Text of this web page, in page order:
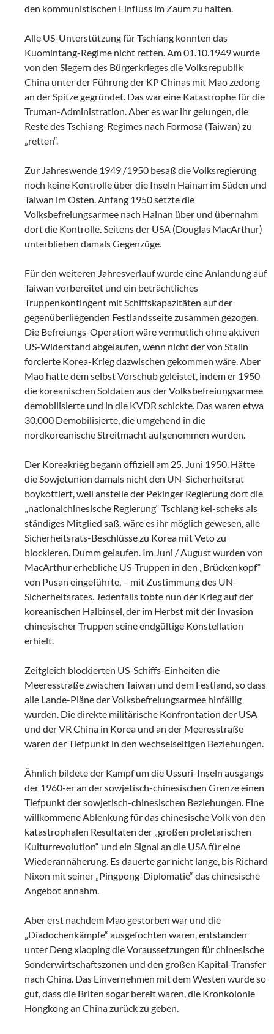
den kommunistischen Einfluss im Zaum zu halten.
Alle US-Unterstützung für Tschiang konnten das
Kuomintang-Regime nicht retten. Am 01.10.1949 wurde
von den Siegern des Bürgerkrieges die Volksrepublik
China unter der Führung der KP Chinas mit Mao zedong
an der Spitze gegründet. Das war eine Katastrophe für die
Truman-Administration. Aber es war ihr gelungen, die
Reste des Tschiang-Regimes nach Formosa (Taiwan) zu
„retten“.
Zur Jahreswende 1949 /1950 besaß die Volksregierung
noch keine Kontrolle über die Inseln Hainan im Süden und
Taiwan im Osten. Anfang 1950 setzte die
Volksbefreiungsarmee nach Hainan über und übernahm
dort die Kontrolle. Seitens der USA (Douglas MacArthur)
unterblieben damals Gegenzüge.
Für den weiteren Jahresverlauf wurde eine Anlandung auf
Taiwan vorbereitet und ein beträchtliches
Truppenkontingent mit Schiffskapazitäten auf der
gegenüberliegenden Festlandsseite zusammen gezogen.
Die Befreiungs-Operation wäre vermutlich ohne aktiven
US-Widerstand abgelaufen, wenn nicht der von Stalin
forcierte Korea-Krieg dazwischen gekommen wäre. Aber
Mao hatte dem selbst Vorschub geleistet, indem er 1950
die koreanischen Soldaten aus der Volksbefreiungsarmee
demobilisierte und in die KVDR schickte. Das waren etwa
30.000 Demobilisierte, die umgehend in die
nordkoreanische Streitmacht aufgenommen wurden.
Der Koreakrieg begann offiziell am 25. Juni 1950. Hätte
die Sowjetunion damals nicht den UN-Sicherheitsrat
boykottiert, weil anstelle der Pekinger Regierung dort die
„nationalchinesische Regierung“ Tschiang kei-scheks als
ständiges Mitglied saß, wäre es ihr möglich gewesen, alle
Sicherheitsrats-Beschlüsse zu Korea mit Veto zu
blockieren. Dumm gelaufen. Im Juni / August wurden von
MacArthur erhebliche US-Truppen in den „Brückenkopf“
von Pusan eingeführte, – mit Zustimmung des UN-
Sicherheitsrates. Jedenfalls tobte nun der Krieg auf der
koreanischen Halbinsel, der im Herbst mit der Invasion
chinesischer Truppen seine endgültige Konstellation
erhielt.
Zeitgleich blockierten US-Schiffs-Einheiten die
Meeresstraße zwischen Taiwan und dem Festland, so dass
alle Lande-Pläne der Volksbefreiungsarmee hinfällig
wurden. Die direkte militärische Konfrontation der USA
und der VR China in Korea und an der Meeresstraße
waren der Tiefpunkt in den wechselseitigen Beziehungen.
Ähnlich bildete der Kampf um die Ussuri-Inseln ausgangs
der 1960-er an der sowjetisch-chinesischen Grenze einen
Tiefpunkt der sowjetisch-chinesischen Beziehungen. Eine
willkommene Ablenkung für das chinesische Volk von den
katastrophalen Resultaten der „großen proletarischen
Kulturrevolution“ und ein Signal an die USA für eine
Wiederannäherung. Es dauerte gar nicht lange, bis Richard
Nixon mit seiner „Pingpong-Diplomatie“ das chinesische
Angebot annahm.
Aber erst nachdem Mao gestorben war und die
„Diadochenkämpfe“ ausgefochten waren, entstanden
unter Deng xiaoping die Voraussetzungen für chinesische
Sonderwirtschaftszonen und den großen Kapital-Transfer
nach China. Das Einvernehmen mit dem Westen wurde so
gut, dass die Briten sogar bereit waren, die Kronkolonie
Hongkong an China zurück zu geben.